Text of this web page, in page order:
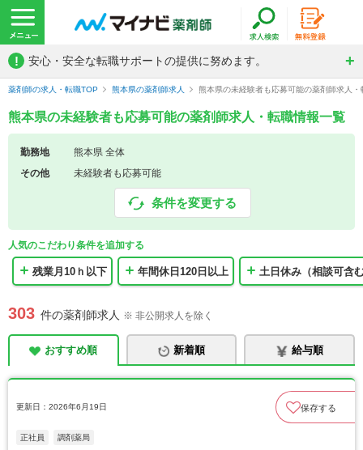
! 安心・安全な転職サポートの提供に努めます。
薬剤師の求人・転職TOP 熊本県の薬剤師求人 熊本県の未経験者も応募可能の薬剤師求人・
熊本県の未経験者も応募可能の薬剤師求人・転職情報一覧
勤務地
熊本県 全体
その他
未経験者も応募可能
条件を変更する
人気のこだわり条件を追加する
残業月10ｈ以下 年間休日120日以上 土日休み（相談可含
303 件の薬剤師求人 ※ 非公開求人を除く
おすすめ順 新着順 給与順
更新日：2026年6月19日 保存する
正社員 調剤薬局